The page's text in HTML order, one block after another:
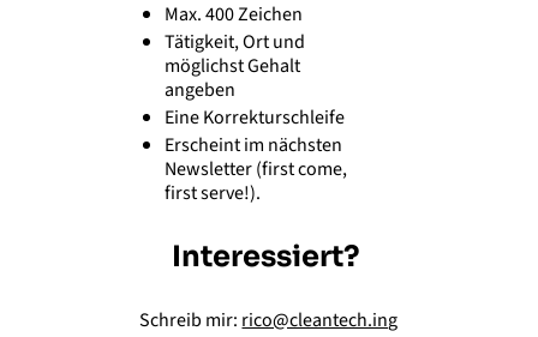
Max. 400 Zeichen
Tätigkeit, Ort und
möglichst Gehalt
angeben
Eine Korrekturschleife
Erscheint im nächsten
Newsletter (first come,
first serve!).
Interessiert?
Schreib mir: rico@cleantech.ing